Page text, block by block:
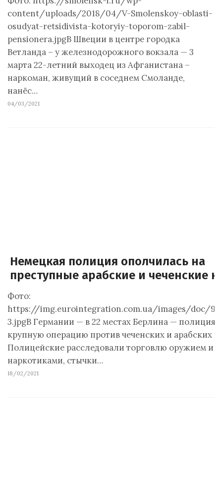
content/uploads/2018/04/V-Smolenskoy-oblasti-
osudyat-retsidivista-kotoryiy-toporom-zabil-
pensionera.jpgВ Швеции в центре городка
Ветланда – у железнодорожного вокзала — 3
марта 22-летний выходец из Афганистана –
наркоман, живущий в соседнем Смоланде,
нанёс…
04/03/2021
Немецкая полиция ополчилась на
преступные арабские и чеченские
Фото:
https://img.eurointegration.com.ua/images/doc/
3.jpgВ Германии — в 22 местах Берлина — полиция
крупную операцию против чеченских и арабских
Полицейские расследовали торговлю оружием и
наркотиками, стычки…
18/02/2021